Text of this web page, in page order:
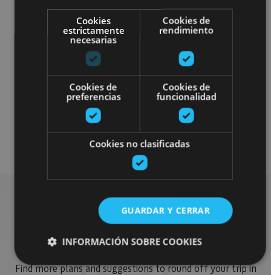
Localidades Castillos y fortalezas
Arquitectura religiosa
Arquitectura civil Visitas guiadas
Find more plans
Find more plans and suggestions to round off your trip in
Cookies
estrictamente
necesarias
Cookies de
rendimiento
Cookies de
preferencias
Cookies de
funcionalidad
Cookies no clasificadas
GUARDAR Y CERRAR
INFORMACIÓN SOBRE COOKIES